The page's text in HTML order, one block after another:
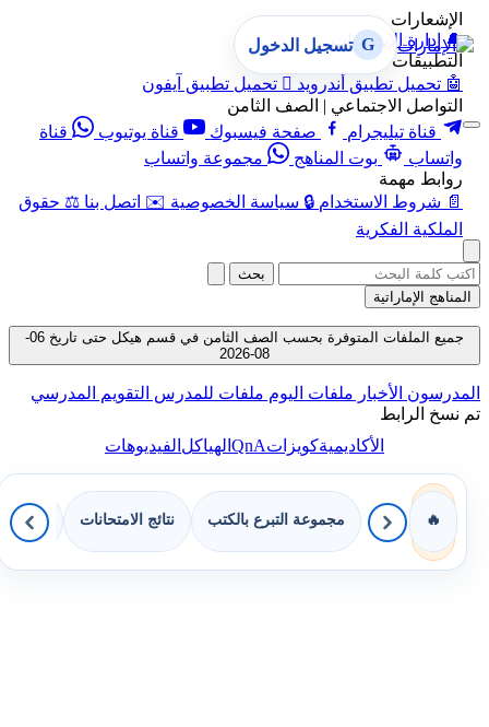
الإشعارات
🔔 إدارة الإشعارات
التطبيقات
🤖 تحميل تطبيق أندرويد  تحميل تطبيق آيفون
التواصل الاجتماعي | الصف الثامن
قناة تيليجرام
صفحة فيسبوك قناة يوتيوب
قناة
واتساب
بوت المناهج
مجموعة واتساب
روابط مهمة
📄 شروط الاستخدام 🔒 سياسة الخصوصية ✉️ اتصل بنا ⚖️ حقوق
الملكية الفكرية
G تسجيل الدخول
بحث
المناهج الإماراتية
جميع الملفات المتوفرة بحسب الصف الثامن في قسم هيكل حتى تاريخ 06-
08-2026
المدرسون الأخبار ملفات اليوم ملفات للمدرس التقويم المدرسي
تم نسخ الرابط
الأكاديميةكويزاتQnAالهياكلالفيديوهات
🔥 مجموعة التبرع بالكتب نتائج الامتحانات